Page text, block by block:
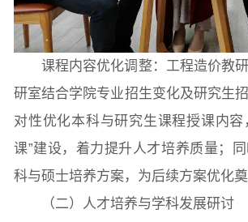
课程内容优化调整：工程造价教
研室结合学院专业招生变化及研究生
对性优化本科与研究生课程授课内容
课”建设，着力提升人才培养质量；
科与硕士培养方案，为后续方案优化奠
（二）人才培养与学科发展研讨